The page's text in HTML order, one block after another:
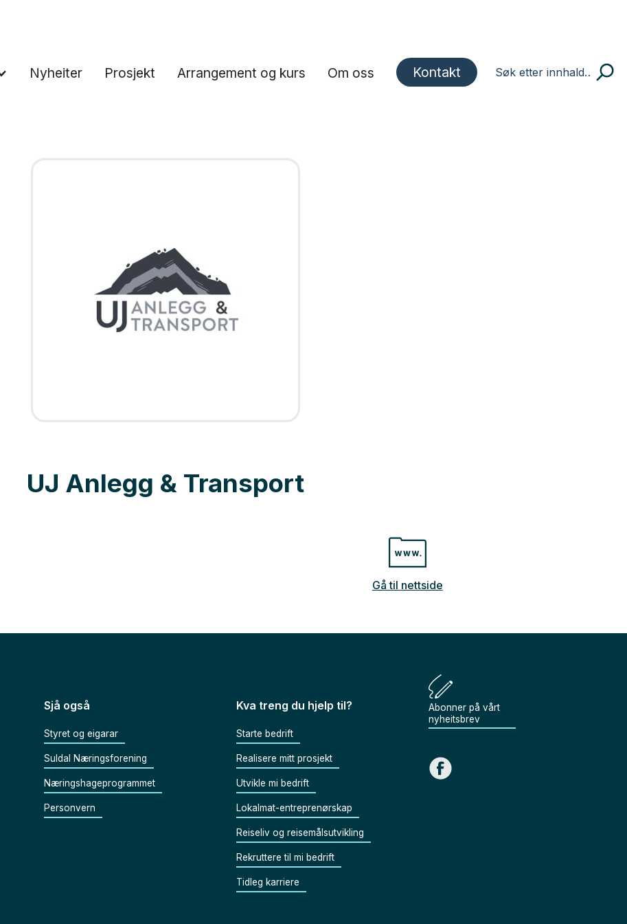
Nyheiter Prosjekt Arrangement og kurs Om oss Kontakt
UJ Anlegg & Transport
Gå til nettside
Sjå også
Styret og eigarar
Suldal Næringsforening
Næringshageprogrammet
Personvern
Kva treng du hjelp til?
Starte bedrift
Realisere mitt prosjekt
Utvikle mi bedrift
Lokalmat-entreprenørskap
Reiseliv og reisemålsutvikling
Rekruttere til mi bedrift
Tidleg karriere
Abonner på vårt
nyheitsbrev